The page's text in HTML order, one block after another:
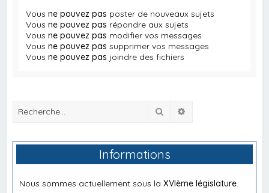
Vousne pouvez pas poster de nouveaux sujets
Vousne pouvez pas répondre aux sujets
Vousne pouvez pas modifier vos messages
Vousne pouvez pas supprimer vos messages
Vousne pouvez pas joindre des fichiers
Rechercher
Informations
Nous sommes actuellement sous laXVIème législature